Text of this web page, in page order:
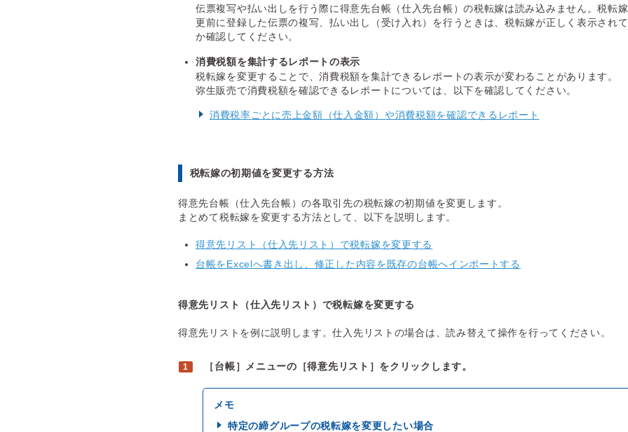
伝票複写や払い出しを行う際に得意先台帳（仕入先台帳）の税転嫁は読み込みません。税転
更前に登録した伝票の複写、払い出し（受け入れ）を行うときは、税転嫁が正しく表示され
か確認してください。
消費税額を集計するレポートの表示
税転嫁を変更することで、消費税額を集計できるレポートの表示が変わることがあります。
弥生販売で消費税額を確認できるレポートについては、以下を確認してください。
消費税率ごとに売上金額（仕入金額）や消費税額を確認できるレポート
税転嫁の初期値を変更する方法
得意先台帳（仕入先台帳）の各取引先の税転嫁の初期値を変更します。
まとめて税転嫁を変更する方法として、以下を説明します。
得意先リスト（仕入先リスト）で税転嫁を変更する
台帳をExcelへ書き出し、修正した内容を既存の台帳へインポートする
得意先リスト（仕入先リスト）で税転嫁を変更する
得意先リストを例に説明します。仕入先リストの場合は、読み替えて操作を行ってください。
［台帳］メニューの［得意先リスト］をクリックします。
特定の締グループの税転嫁を変更したい場合